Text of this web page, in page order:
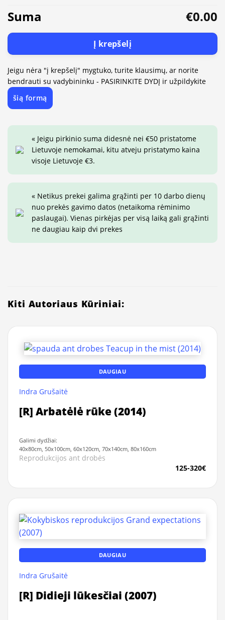
Suma €0.00
Į krepšelį
Jeigu nėra "į krepšelį" mygtuko, turite klausimų, ar norite
bendrauti su vadybininku - PASIRINKITE DYDĮ ir užpildykite
šią formą
« Jeigu pirkinio suma didesnė nei €50 pristatome
Lietuvoje nemokamai, kitu atveju pristatymo kaina
visoje Lietuvoje €3.
« Netikus prekei galima grąžinti per 10 darbo dienų
nuo prekės gavimo datos (netaikoma rėminimo
paslaugai). Vienas pirkėjas per visą laiką gali grąžinti
ne daugiau kaip dvi prekes
Kiti Autoriaus Kūriniai:
DAUGIAU
Indra Grušaitė
[R] Arbatėlė rūke (2014)
Galimi dydžiai:
40x80cm, 50x100cm, 60x120cm, 70x140cm, 80x160cm
Reprodukcijos ant drobės
125-320€
DAUGIAU
Indra Grušaitė
[R] Didieji lūkesčiai (2007)